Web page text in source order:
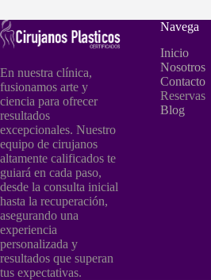
En nuestra clínica,
fusionamos arte y
ciencia para ofrecer
resultados
excepcionales. Nuestro
equipo de cirujanos
altamente calificados te
guiará en cada paso,
desde la consulta inicial
hasta la recuperación,
asegurando una
experiencia
personalizada y
resultados que superan
tus expectativas.
Navega
Inicio
Nosotros
Contacto
Reservas
Blog